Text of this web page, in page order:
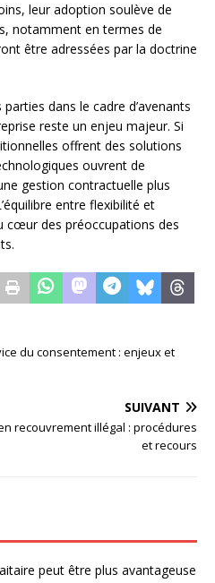
leur adoption soulève de
notamment en termes de
être adressées par la doctrine
dans le cadre d’avenants
reste un enjeu majeur. Si
offrent des solutions
ouvrent de
gestion contractuelle plus
entre flexibilité et
cœur des préoccupations des
du consentement : enjeux et
SUIVANT
recouvrement illégal : procédures
et recours
peut être plus avantageuse